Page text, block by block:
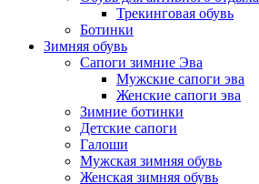
Трекинговая обувь
Ботинки
Зимняя обувь
Сапоги зимние Эва
Мужские сапоги эва
Женские сапоги эва
Зимние ботинки
Детские сапоги
Галоши
Мужская зимняя обувь
Женская зимняя обувь